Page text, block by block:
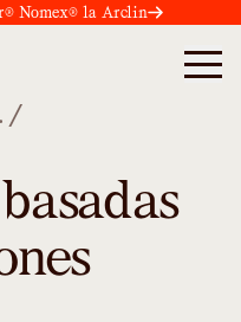
Nomex® la Arclin
/